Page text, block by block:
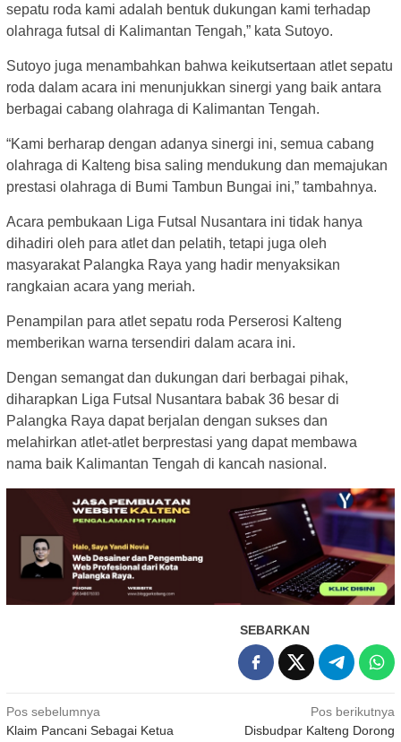
sepatu roda kami adalah bentuk dukungan kami terhadap
olahraga futsal di Kalimantan Tengah,” kata Sutoyo.
Sutoyo juga menambahkan bahwa keikutsertaan atlet sepatu
roda dalam acara ini menunjukkan sinergi yang baik antara
berbagai cabang olahraga di Kalimantan Tengah.
“Kami berharap dengan adanya sinergi ini, semua cabang
olahraga di Kalteng bisa saling mendukung dan memajukan
prestasi olahraga di Bumi Tambun Bungai ini,” tambahnya.
Acara pembukaan Liga Futsal Nusantara ini tidak hanya
dihadiri oleh para atlet dan pelatih, tetapi juga oleh
masyarakat Palangka Raya yang hadir menyaksikan
rangkaian acara yang meriah.
Penampilan para atlet sepatu roda Perserosi Kalteng
memberikan warna tersendiri dalam acara ini.
Dengan semangat dan dukungan dari berbagai pihak,
diharapkan Liga Futsal Nusantara babak 36 besar di
Palangka Raya dapat berjalan dengan sukses dan
melahirkan atlet-atlet berprestasi yang dapat membawa
nama baik Kalimantan Tengah di kancah nasional.
SEBARKAN
Navigasi
Pos sebelumnya
Klaim Pancani Sebagai Ketua
Pos berikutnya
Disbudpar Kalteng Dorong